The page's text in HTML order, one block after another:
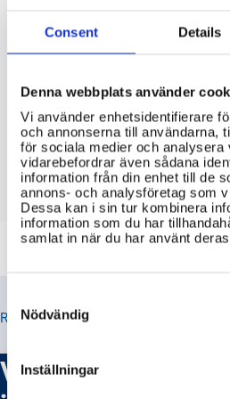
Consent Details
Denna webbplats använder
Vi använder enhetsidentifierare
och annonserna till användarna,
för sociala medier och analysera
vidarebefordrar även sådana
information från din enhet till de
annons- och analysföretag som
Dessa kan i sin tur kombinera
information som du har
samlat in när du har använt
Selection
Nödvändig
Inställningar
ni för att mäta den?
strategi för att hantera
kriser och hur ser den ut?
Vilka åtgärder vidtar
myndigheter för att säkra
stabilitet och hur
RELATERADE TIPS
Vilka åtgärder ska jag vidta om